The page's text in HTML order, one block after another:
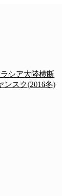
シア大陸横断
ンスク(2016冬)